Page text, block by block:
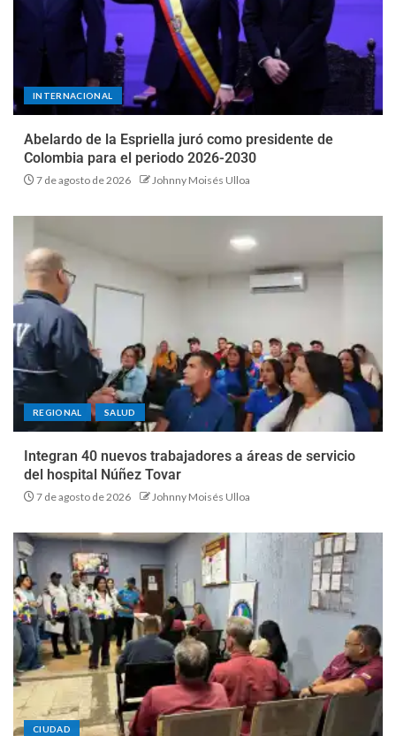
INTERNACIONAL
Abelardo de la Espriella juró como presidente de
Colombia para el periodo 2026-2030
7 de agosto de 2026 Johnny Moisés Ulloa
REGIONAL SALUD
Integran 40 nuevos trabajadores a áreas de servicio
del hospital Núñez Tovar
7 de agosto de 2026 Johnny Moisés Ulloa
CIUDAD